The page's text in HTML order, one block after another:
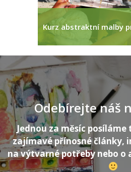
Kurz abstraktní malby
Odebírejte náš
Jednou za měsíc
zajímavé přínosné články,
na výtvarné potřeby nebo o